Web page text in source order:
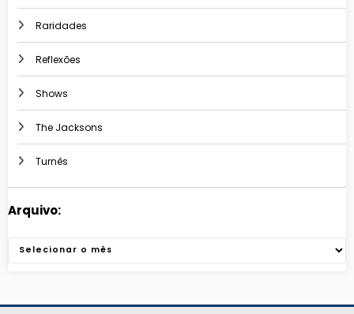
Raridades
Reflexões
Shows
The Jacksons
Turnês
Arquivo:
Arquivos